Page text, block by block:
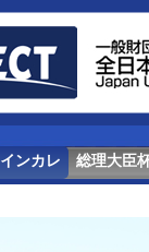
インカレ 総理大臣